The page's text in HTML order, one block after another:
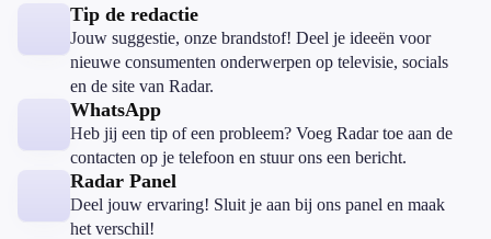
Tip de redactie
Jouw suggestie, onze brandstof! Deel je ideeën voor
nieuwe consumenten onderwerpen op televisie, socials
en de site van Radar.
WhatsApp
Heb jij een tip of een probleem? Voeg Radar toe aan de
contacten op je telefoon en stuur ons een bericht.
Radar Panel
Deel jouw ervaring! Sluit je aan bij ons panel en maak
het verschil!